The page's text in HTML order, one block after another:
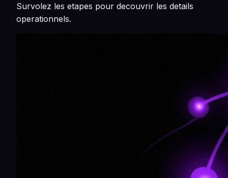
Survolez les etapes pour decouvrir les details
operationnels.